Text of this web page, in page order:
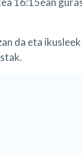
da eta